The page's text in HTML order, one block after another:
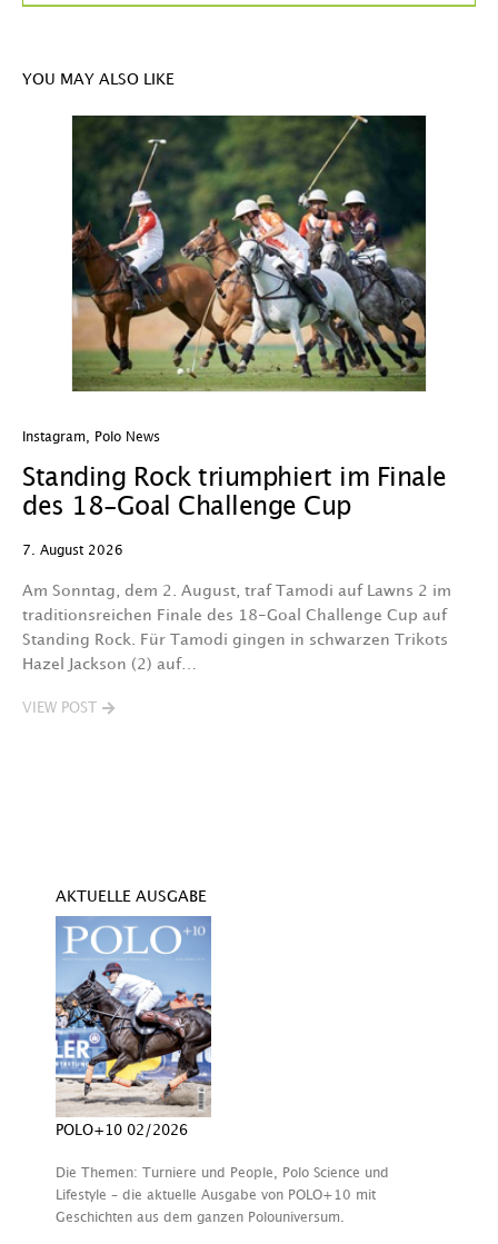
YOU MAY ALSO LIKE
Instagram, Polo News
Standing Rock triumphiert im Finale
des 18-Goal Challenge Cup
7. August 2026
Am Sonntag, dem 2. August, traf Tamodi auf Lawns 2 im
traditionsreichen Finale des 18-Goal Challenge Cup auf
Standing Rock. Für Tamodi gingen in schwarzen Trikots
Hazel Jackson (2) auf…
VIEW POST
AKTUELLE AUSGABE
POLO+10 02/2026
Die Themen: Turniere und People, Polo Science und
Lifestyle – die aktuelle Ausgabe von POLO+10 mit
Geschichten aus dem ganzen Polouniversum.